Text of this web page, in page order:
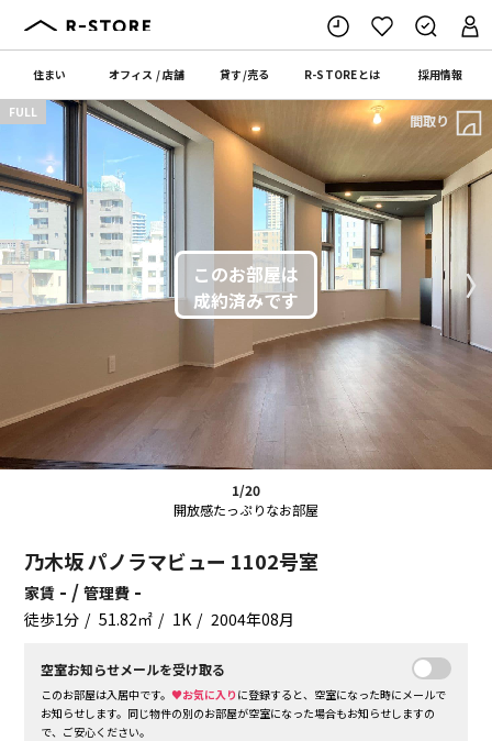
住まい オフィス /店舗 貸す/売る R-STOREとは 採用情報
1/20
開放感たっぷりなお部屋
〈 〉
FULL 間取り
乃木坂 パノラマビュー 1102号室
家賃 - /管理費 -
徒歩1分 51.82㎡ 1K 2004年08月
空室お知らせメールを受け取る
このお部屋は入居中です。♥お気に入り に登録すると、空室になった時にメールで
お知らせします。同じ物件の別のお部屋が空室になった場合もお知らせしますの
で、ご安心ください。